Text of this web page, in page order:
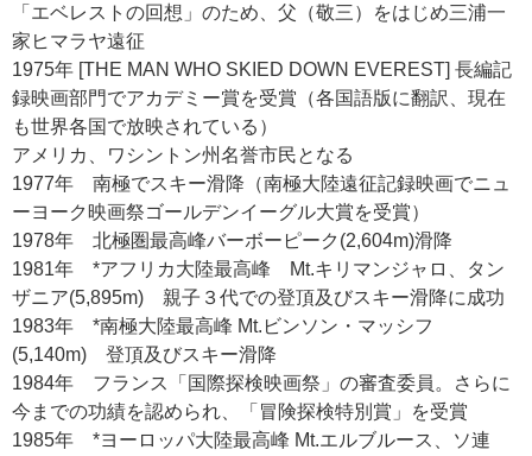
「エベレストの回想」のため、父（敬三）をはじめ三浦一
家ヒマラヤ遠征
1975年 [THE MAN WHO SKIED DOWN EVEREST] 長編記
録映画部門でアカデミー賞を受賞（各国語版に翻訳、現在
も世界各国で放映されている）
アメリカ、ワシントン州名誉市民となる
1977年 南極でスキー滑降（南極大陸遠征記録映画でニュ
ーヨーク映画祭ゴールデンイーグル大賞を受賞）
1978年 北極圏最高峰バーボーピーク(2,604m)滑降
1981年 *アフリカ大陸最高峰 Mt.キリマンジャロ、タン
ザニア(5,895m) 親子３代での登頂及びスキー滑降に成功
1983年 *南極大陸最高峰 Mt.ビンソン・マッシフ
(5,140m) 登頂及びスキー滑降
1984年 フランス「国際探検映画祭」の審査委員。さらに
今までの功績を認められ、「冒険探検特別賞」を受賞
1985年 *ヨーロッパ大陸最高峰 Mt.エルブルース、ソ連